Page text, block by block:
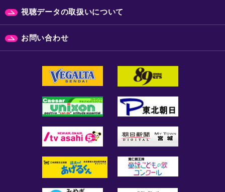
視聴データの取扱いについて
お問い合わせ